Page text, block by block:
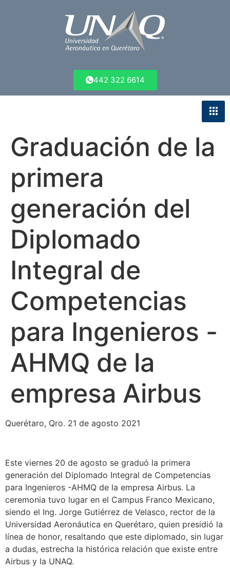
442 322 6614
Graduación de la
primera
generación del
Diplomado
Integral de
Competencias
para Ingenieros -
AHMQ de la
empresa Airbus
Querétaro, Qro. 21 de agosto 2021
Este viernes 20 de agosto se graduó la primera
generación del Diplomado Integral de Competencias
para Ingenieros -AHMQ de la empresa Airbus. La
ceremonia tuvo lugar en el Campus Franco Mexicano,
siendo el Ing. Jorge Gutiérrez de Velasco, rector de la
Universidad Aeronáutica en Querétaro, quien presidió la
línea de honor, resaltando que este diplomado, sin lugar
a dudas, estrecha la histórica relación que existe entre
Airbus y la UNAQ.